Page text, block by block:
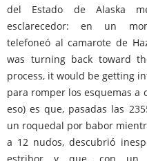
del Estado de Alaska
esclarecedor: en un
telefoneó al camarote de
was turning back toward
process, it would be getting
para romper los esquemas
eso) es que, pasadas las
un roquedal por babor
a 12 nudos, descubrió
estribor y que, con un